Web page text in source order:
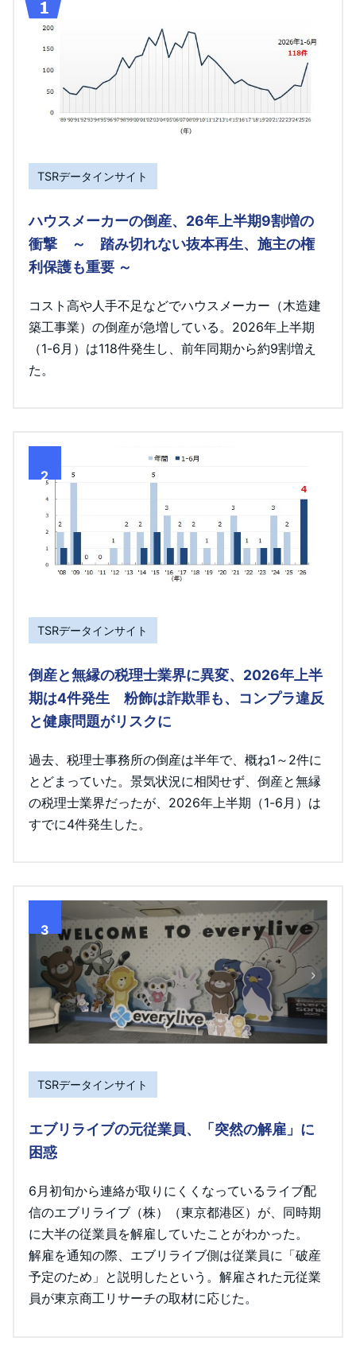
TSRデータインサイト
ハウスメーカーの倒産、26年上半期9割増の
衝撃 ～ 踏み切れない抜本再生、施主の権
利保護も重要 ～
コスト高や人手不足などでハウスメーカー（木造建
築工事業）の倒産が急増している。2026年上半期
（1-6月）は118件発生し、前年同期から約9割増え
た。
2
TSRデータインサイト
倒産と無縁の税理士業界に異変、2026年上半
期は4件発生 粉飾は詐欺罪も、コンプラ違反
と健康問題がリスクに
過去、税理士事務所の倒産は半年で、概ね1～2件に
とどまっていた。景気状況に相関せず、倒産と無縁
の税理士業界だったが、2026年上半期（1-6月）は
すでに4件発生した。
3
TSRデータインサイト
エブリライブの元従業員、「突然の解雇」に
困惑
6月初旬から連絡が取りにくくなっているライブ配
信のエブリライブ（株）（東京都港区）が、同時期
に大半の従業員を解雇していたことがわかった。
解雇を通知の際、エブリライブ側は従業員に「破産
予定のため」と説明したという。解雇された元従業
員が東京商工リサーチの取材に応じた。